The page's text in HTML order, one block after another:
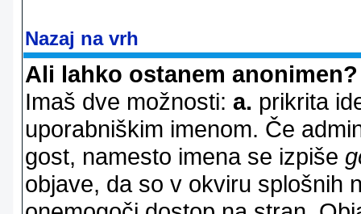
Nazaj na vrh
Ali lahko ostanem anonimen?
Imaš dve možnosti: a. prikrita
uporabniškim imenom. Če
gost, namesto imena se izpiše
objave, da so v okviru splošnih